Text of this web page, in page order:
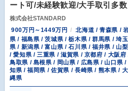
ート可/未経験歓迎/大手取引多数
株式会社STANDARD
900万円～1449万円
北海道 / 青森県 /
県 / 福島県 / 茨城県 / 栃木県 / 群馬県 / 埼
県 / 新潟県 / 富山県 / 石川県 / 福井県 / 山
/ 愛知県 / 三重県 / 滋賀県 / 京都府 / 大阪
鳥取県 / 島根県 / 岡山県 / 広島県 / 山口県
知県 / 福岡県 / 佐賀県 / 長崎県 / 熊本県 /
縄県